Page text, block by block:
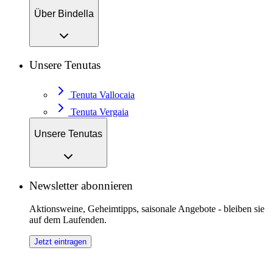
Über Bindella
Unsere Tenutas
Tenuta Vallocaia
Tenuta Vergaia
Unsere Tenutas
Newsletter abonnieren
Aktionsweine, Geheimtipps, saisonale Angebote - bleiben sie
auf dem Laufenden.
Jetzt eintragen